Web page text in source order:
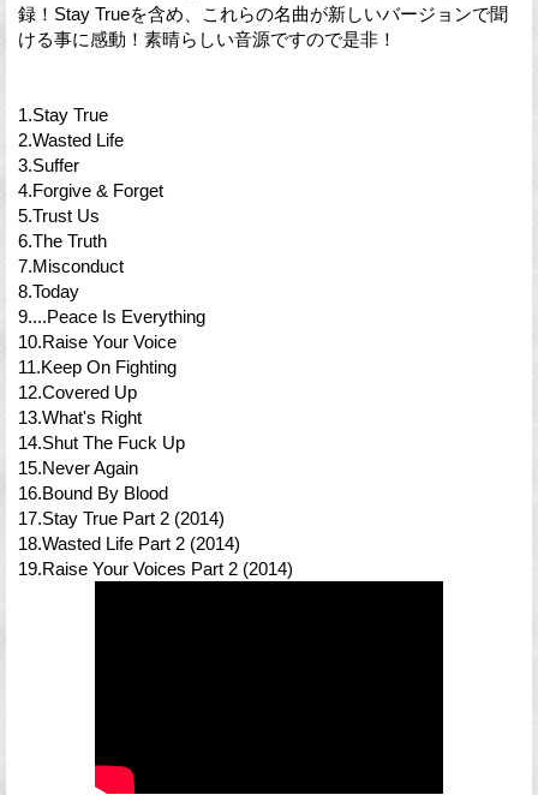
録！Stay Trueを含め、これらの名曲が新しいバージョンで聞
ける事に感動！素晴らしい音源ですので是非！
1.Stay True
2.Wasted Life
3.Suffer
4.Forgive & Forget
5.Trust Us
6.The Truth
7.Misconduct
8.Today
9....Peace Is Everything
10.Raise Your Voice
11.Keep On Fighting
12.Covered Up
13.What's Right
14.Shut The Fuck Up
15.Never Again
16.Bound By Blood
17.Stay True Part 2 (2014)
18.Wasted Life Part 2 (2014)
19.Raise Your Voices Part 2 (2014)